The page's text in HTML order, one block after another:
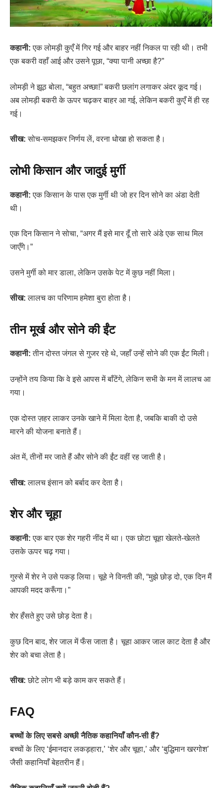
कहानी: एक लोमड़ी कुएँ में गिर गई और बाहर नहीं निकल पा रही थी। तभी
एक बकरी वहाँ आई और उसने पूछा, “क्या पानी अच्छा है?”
लोमड़ी ने झूठ बोला, “बहुत अच्छा!” बकरी छलांग लगाकर अंदर कूद गई।
अब लोमड़ी बकरी के ऊपर चढ़कर बाहर आ गई, लेकिन बकरी कुएँ में ही रह
गई।
सीख: सोच-समझकर निर्णय लें, वरना धोखा हो सकता है।
लोभी किसान और जादुई मुर्गी
कहानी: एक किसान के पास एक मुर्गी थी जो हर दिन सोने का अंडा देती
थी।
एक दिन किसान ने सोचा, “अगर मैं इसे मार दूँ तो सारे अंडे एक साथ मिल
जाएँगे।”
उसने मुर्गी को मार डाला, लेकिन उसके पेट में कुछ नहीं मिला।
सीख: लालच का परिणाम हमेशा बुरा होता है।
तीन मूर्ख और सोने की ईंट
कहानी: तीन दोस्त जंगल से गुजर रहे थे, जहाँ उन्हें सोने की एक ईंट मिली।
उन्होंने तय किया कि वे इसे आपस में बाँटेंगे, लेकिन सभी के मन में लालच आ
गया।
एक दोस्त ज़हर लाकर उनके खाने में मिला देता है, जबकि बाकी दो उसे
मारने की योजना बनाते हैं।
अंत में, तीनों मर जाते हैं और सोने की ईंट वहीं रह जाती है।
सीख: लालच इंसान को बर्बाद कर देता है।
शेर और चूहा
कहानी: एक बार एक शेर गहरी नींद में था। एक छोटा चूहा खेलते-खेलते
उसके ऊपर चढ़ गया।
गुस्से में शेर ने उसे पकड़ लिया। चूहे ने विनती की, “मुझे छोड़ दो, एक दिन मैं
आपकी मदद करूँगा।”
शेर हँसते हुए उसे छोड़ देता है।
कुछ दिन बाद, शेर जाल में फँस जाता है। चूहा आकर जाल काट देता है और
शेर को बचा लेता है।
सीख: छोटे लोग भी बड़े काम कर सकते हैं।
FAQ
बच्चों के लिए सबसे अच्छी नैतिक कहानियाँ कौन-सी हैं?
बच्चों के लिए ‘ईमानदार लकड़हारा,’ ‘शेर और चूहा,’ और ‘बुद्धिमान खरगोश’
जैसी कहानियाँ बेहतरीन हैं।